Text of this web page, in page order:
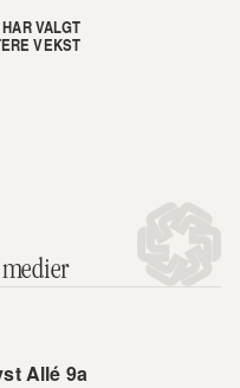
VALGT
VEKST
Allé 9a